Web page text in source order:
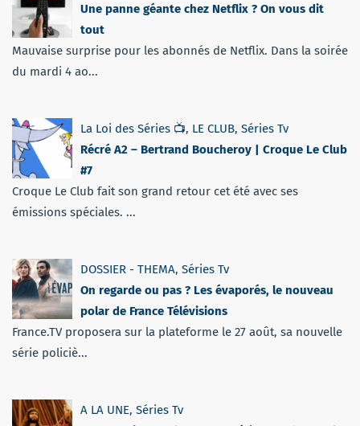
Une panne géante chez Netflix ? On vous dit
tout
Mauvaise surprise pour les abonnés de Netflix. Dans la soirée
du mardi 4 ao...
La Loi des Séries 📺, LE CLUB, Séries Tv
Récré A2 – Bertrand Boucheroy | Croque Le Club
#7
Croque Le Club fait son grand retour cet été avec ses
émissions spéciales. ...
DOSSIER - THEMA, Séries Tv
On regarde ou pas ? Les évaporés, le nouveau
polar de France Télévisions
France.TV proposera sur la plateforme le 27 août, sa nouvelle
série policiè...
A LA UNE, Séries Tv